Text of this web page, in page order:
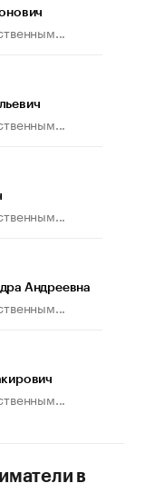
Как живет глава
Андреевна
в